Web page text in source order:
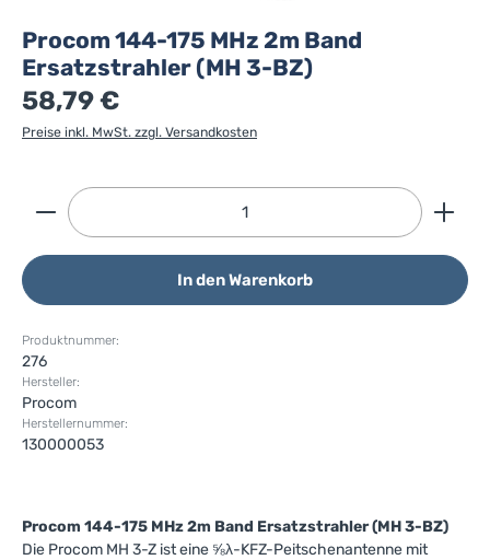
Procom 144-175 MHz 2m Band
Ersatzstrahler (MH 3-BZ)
58,79 €
Preise inkl. MwSt. zzgl. Versandkosten
Produkt Anzahl: Gib den gewünschten Wert ein
In den Warenkorb
Produktnummer:
276
Hersteller:
Procom
Herstellernummer:
130000053
Procom 144-175 MHz 2m Band Ersatzstrahler (MH 3-BZ)
Die Procom MH 3-Z ist eine ⅝λ-KFZ-Peitschenantenne mit